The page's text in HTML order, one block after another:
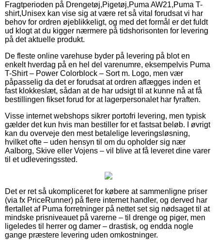
Fragtperioden på Drengetøj,Pigetøj,Puma AW21,Puma T-
shirt,Unisex kan vise sig at være ret så vital forudsat vi har
behov for ordren øjeblikkeligt, og med det formål er det fuldt
ud klogt at du kigger nærmere på tidshorisonten for levering
på det aktuelle produkt.
De fleste online varehuse byder på levering på blot en
enkelt hverdag på en hel del varenumre, eksempelvis Puma
T-Shirt – Power Colorblock – Sort m. Logo, men vær
påpasselig da det er forudsat at ordren aflægges inden et
fast klokkeslæt, sådan at de har udsigt til at kunne nå at få
bestillingen fikset forud for at lagerpersonalet har fyraften.
Visse internet webshops sikrer portofri levering, men typisk
gælder det kun hvis man bestiller for et fastsat beløb. I øvrigt
kan du overveje den mest betalelige leveringsløsning,
hvilket ofte – uden hensyn til om du opholder sig nær
Aalborg, Skive eller Vojens – vil blive at få leveret dine varer
til et udleveringssted.
Det er ret så ukompliceret for købere at sammenligne priser
(via fx PriceRunner) på flere internet handler, og derved har
flertallet af Puma forretninger på nettet set sig nødsaget til at
mindske prisniveauet på varerne – til drenge og piger, men
ligeledes til herrer og damer – drastisk, og endda nogle
gange præstere levering uden omkostninger.